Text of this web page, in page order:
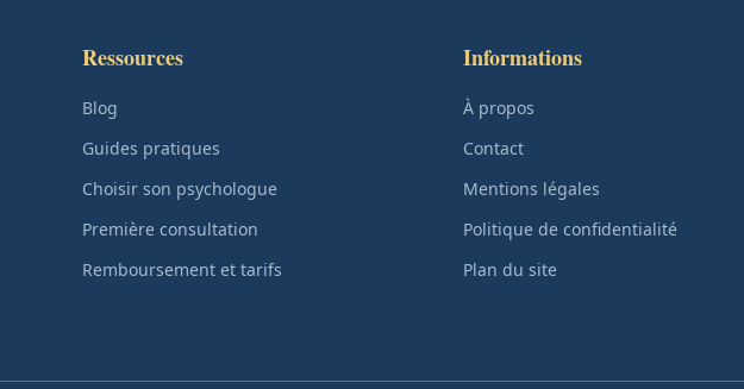
Ressources
Blog
Guides pratiques
Choisir son psychologue
Première consultation
Remboursement et tarifs
Informations
À propos
Contact
Mentions légales
Politique de confidentialité
Plan du site